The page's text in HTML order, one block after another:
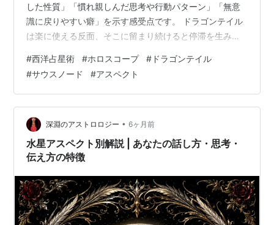
した性質」「慣れ親しんだ思考や行動パターン」「無意
識に戻りやすい癖」を示す感受点です。 ドラゴンテイル
は楽に使える反面、そこに留まり続けると停滞を生みや
世で意識的に育てていく方向性を示します。 本記事で
は、ホロスコープのドラゴンテイルが、天体・小惑星・
感受点とどのようなアスペクトを取っているかによって
表れやすい、無意識の思考・行動傾向を整理していきま
す。
#西洋占星術 #ホロスコープ # ドラゴンテイル
#サウスノード #アスペクト
深淵のアストロロジー • 6ヶ月前
水星アスペクト別解説 | あなたの話し方・思考・
伝え方の特徴